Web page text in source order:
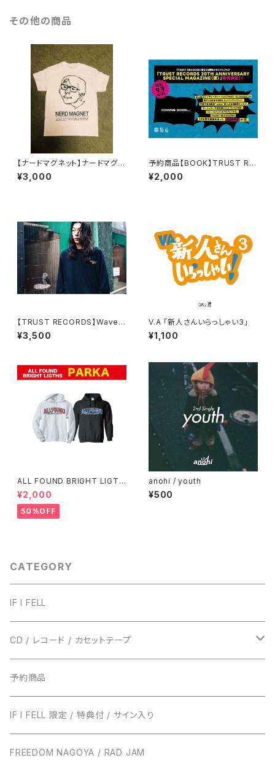
その他の商品
【ナードマグネット】ナードマグネ
ット×2YOU MAGAZINE コラボ
「OJISAN Tｼｬﾂ」
¥3,000
予約商品【BOOK】TRUST RE
CORDS 20TH ANNIVERSAR
Y SPECIAL MAGAZINE（仮）
¥2,000
【TRUST RECORDS】Wave &
Record L/S T-shirt
¥3,500
V.A 「新人さんいらっしゃい3」
¥1,100
ALL FOUND BRIGHT LIGTH
S パーカー
¥2,000
50%OFF
anohi / youth
¥500
CATEGORY
IF I FELL
CD / レコード / カセットテープ
TRUST RECORDS
ENTH
EVERLONG
TONIGHT RECORDS
ハローモンテスキュー
BUNS RECORDS
予約商品
IF I FELL 限定 / 特典付 / サイン入り
FREEDOM NAGOYA / RAD JAM